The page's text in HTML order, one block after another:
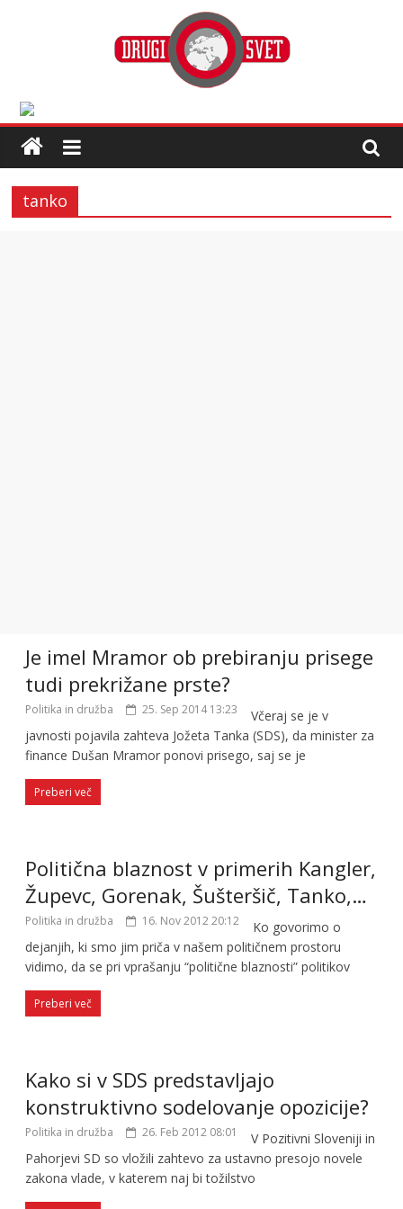
tanko
Je imel Mramor ob prebiranju prisege
tudi prekrižane prste?
Politika in družba 25. Sep 2014 13:23
Včeraj se je v
javnosti pojavila zahteva Jožeta Tanka (SDS), da minister za
finance Dušan Mramor ponovi prisego, saj se je
Preberi več
Politična blaznost v primerih Kangler,
Župevc, Gorenak, Šušteršič, Tanko,…
Politika in družba 16. Nov 2012 20:12
Ko govorimo o
dejanjih, ki smo jim priča v našem političnem prostoru
vidimo, da se pri vprašanju “politične blaznosti” politikov
Preberi več
Kako si v SDS predstavljajo
konstruktivno sodelovanje opozicije?
Politika in družba 26. Feb 2012 08:01
V Pozitivni Sloveniji in
Pahorjevi SD so vložili zahtevo za ustavno presojo novele
zakona vlade, v katerem naj bi tožilstvo